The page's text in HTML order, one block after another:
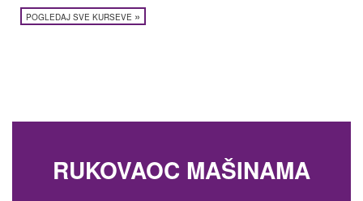
POGLEDAJ SVE KURSEVE »
RUKOVAOC MAŠINAMA